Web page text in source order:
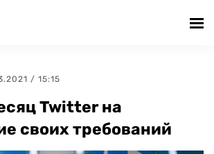
/ 15:15
Twitter на
своих требований